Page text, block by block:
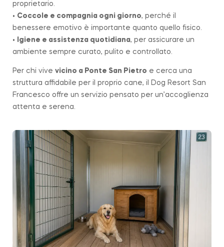
proprietario.
• Coccole e compagnia ogni giorno, perché il
benessere emotivo è importante quanto quello fisico.
•
Igiene e assistenza quotidiana, per assicurare un
ambiente sempre curato, pulito e controllato.
Per chi vive vicino a Ponte San Pietro e cerca una
struttura affidabile per il proprio cane, il Dog Resort San
Francesco offre un servizio pensato per un’accoglienza
attenta e serena.